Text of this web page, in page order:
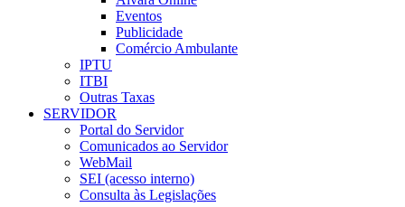
Eventos
Publicidade
Comércio Ambulante
IPTU
ITBI
Outras Taxas
SERVIDOR
Portal do Servidor
Comunicados ao Servidor
WebMail
SEI (acesso interno)
Consulta às Legislações